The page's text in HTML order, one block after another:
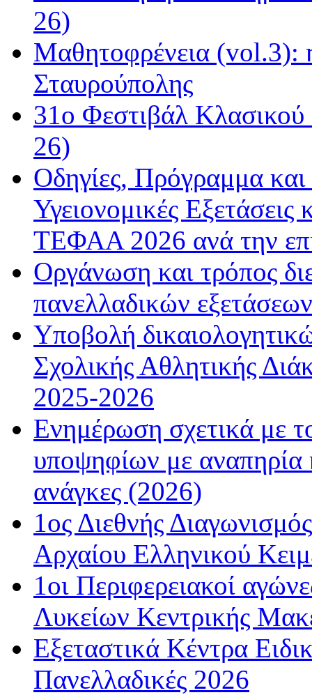
26)
Μαθητοφρένεια (vol.3):
Σταυρούπολης
31ο Φεστιβάλ
26)
Οδηγίες, Πρόγραμμα και
Υγειονομικές Εξετάσεις
ΤΕΦΑΑ 2026 ανά την
Οργάνωση και τρόπος
πανελλαδικών
Υποβολή
Σχολικής Αθλητικής
2025-2026
Ενημέρωση σχετικά με
υποψηφίων με αναπηρία
ανάγκες (2026)
1ος Διεθνής
Αρχαίου Ελληνικού
1οι Περιφερειακοί
Λυκείων Κεντρικής
Εξεταστικά Κέντρα
Πανελλαδικές 2026